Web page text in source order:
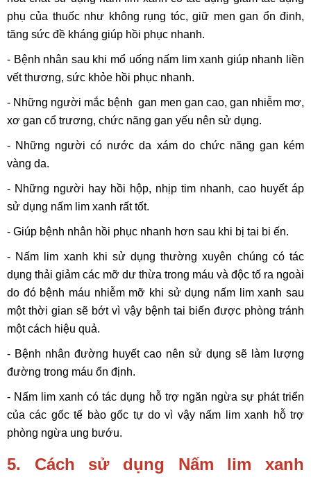
phụ của thuốc như không rụng tóc, giữ men gan ổn đinh,
tăng sức đề kháng giúp hồi phục nhanh.
- Bệnh nhân sau khi mổ uống nấm lim xanh giúp nhanh liền
vết thương, sức khỏe hồi phục nhanh.
- Những người mắc bệnh gan men gan cao, gan nhiễm mơ,
xơ gan cổ trương, chức năng gan yếu nên sử dụng.
- Những người có nước da xám do chức năng gan kém
vàng da.
- Những người hay hồi hộp, nhịp tim nhanh, cao huyết áp
sử dụng nấm lim xanh rất tốt.
- Giúp bệnh nhân hồi phục nhanh hơn sau khi bị tai bi ến.
- Nấm lim xanh khi sử dụng thường xuyên chúng có tác
dụng thải giảm các mỡ dư thừa trong máu và độc tố ra ngoài
do đó bệnh máu nhiễm mỡ khi sử dụng nấm lim xanh sau
một thời gian sẽ bớt vì vậy bệnh tai biến được phòng tránh
một cách hiệu quả.
- Bệnh nhân đường huyết cao nên sử dụng sẽ làm lượng
đường trong máu ổn định.
- Nấm lim xanh có tác dụng hỗ trợ ngăn ngừa sự phát triển
của các gốc tế bào gốc tự do vì vậy nấm lim xanh hỗ trợ
phòng ngừa ung bướu.
5. Cách sử dụng Nấm lim xanh